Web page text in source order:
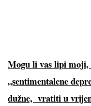
Mogu li vas lipi moji,
„sentimentalene
dužne, vratiti u